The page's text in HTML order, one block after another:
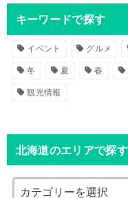
キーワードで探す
イベント グルメ
冬 夏 春
観光情報
北海道のエリアで探す